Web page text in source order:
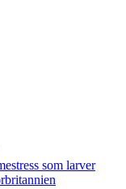
som larver